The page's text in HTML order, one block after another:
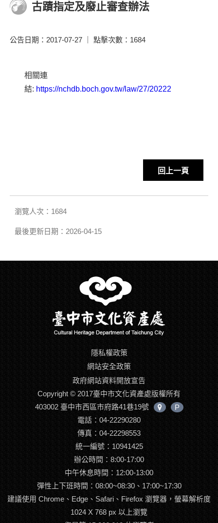
古蹟指定及廢止審查辦法
公告日期：2017-07-27 ｜ 點擊次數：1684
相關連
結: https://nchdb.boch.gov.tw/law/27/20222
回上一頁
瀏覽人次：1684
最後更新日期：2026-04-15
隱私權政策
網站安全政策
政府網站資料開放宣告
Copyright © 2017臺中市文化資產處版權所有
403002 臺中市西區市府路41巷19號
中
P
電話：04-22290280
傳真：04-22298553
統一編號：10941425
辦公時間：8:00-17:00
中午休息時間：12:00-13:00
彈性上下班時間：08:00~08:30、17:00~17:30
建議使用 Chrome、Edge、Safari、Firefox 瀏覽器，螢幕解析度
1024 X 768 px 以上瀏覽